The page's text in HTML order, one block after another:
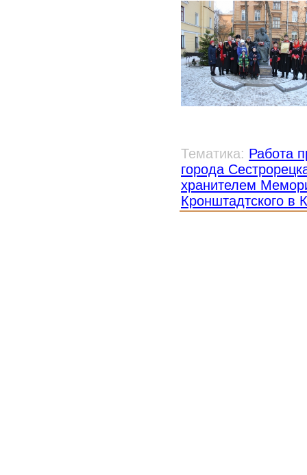
Тематика: Работа
города
хранителем
Кронштадтского в